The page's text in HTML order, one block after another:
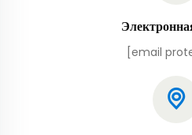
[email